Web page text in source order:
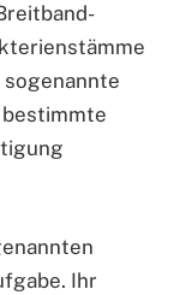
sogenannte
Ihr